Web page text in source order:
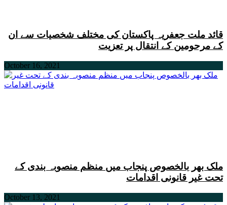
قائد ملت جعفریہ پاکستان کی مختلف شخصیات سے ان
کے مرحومین کے انتقال پر تعزیت
October 16, 2021
ملک بھر بالخصوص پنجاب میں منظم منصوبہ بندی کے
تحت غیر قانونی اقدامات
October 13, 2021